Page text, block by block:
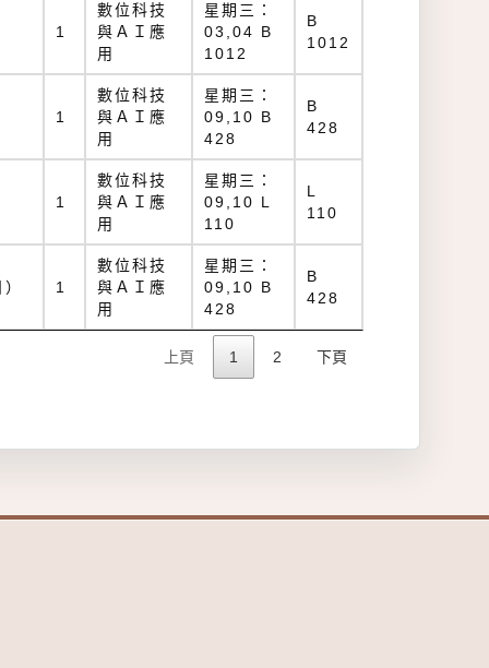
1
數位科技
與ＡＩ應
用
星期三：
03,04 B
1012
B
1012
1
數位科技
與ＡＩ應
用
星期三：
09,10 B
428
B
428
1
數位科技
與ＡＩ應
用
星期三：
09,10 L
110
L
110
1
數位科技
與ＡＩ應
用
星期三：
09,10 B
428
B
428
上頁 1 2 下頁